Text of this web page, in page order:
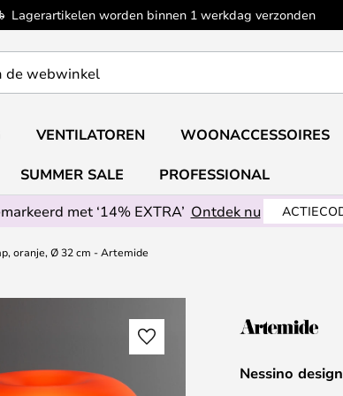
Lagerartikelen worden binnen 1 werkdag verzonden
VENTILATOREN WOONACCESSOIRES
SUMMER SALE
PROFESSIONAL
met ‘14% EXTRA’ Ontdek nu
oranje, Ø 32 cm - Artemide
Nessino